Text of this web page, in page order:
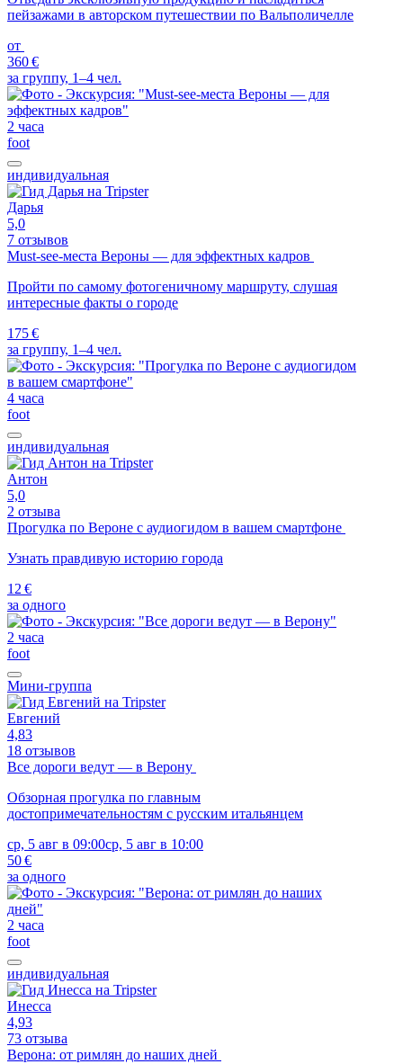
пейзажами в авторском путешествии по Вальполичелле
от
360 €
за группу, 1–4 чел.
2 часа
foot
индивидуальная
Дарья
5,0
7 отзывов
Must-see-места Вероны — для эффектных кадров
Пройти по самому фотогеничному маршруту, слушая
интересные факты о городе
175 €
за группу, 1–4 чел.
4 часа
foot
индивидуальная
Антон
5,0
2 отзыва
Прогулка по Вероне с аудиогидом в вашем смартфоне
Узнать правдивую историю города
12 €
за одного
2 часа
foot
Мини-группа
Евгений
4,83
18 отзывов
Все дороги ведут — в Верону
Обзорная прогулка по главным
достопримечательностям с русским итальянцем
ср, 5 авг в 09:00ср, 5 авг в 10:00
50 €
за одного
2 часа
foot
индивидуальная
Инесса
4,93
73 отзыва
Верона: от римлян до наших дней